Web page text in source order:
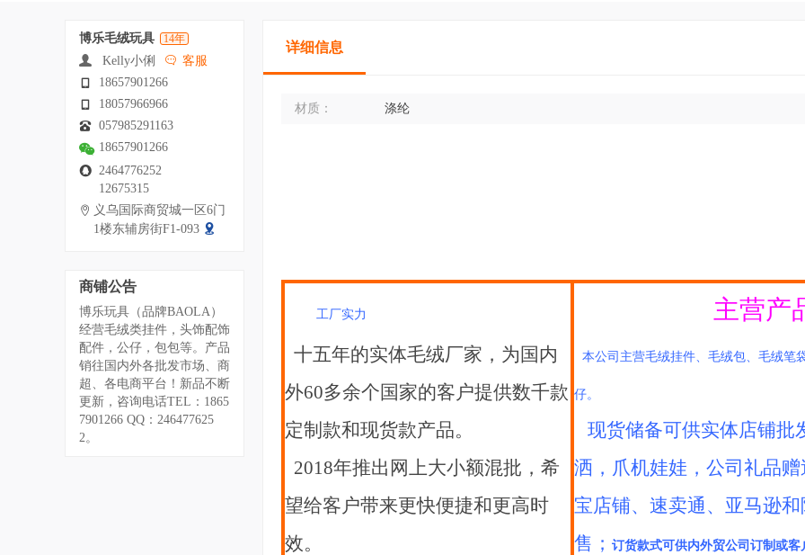
博乐毛绒玩具 14年
Kelly小俐
客服
18657901266
18057966966
057985291163
18657901266
2464776252
12675315
义乌国际商贸城一区6门
1楼东辅房街F1-093
商铺公告
博乐玩具（品牌BAOLA）
经营毛绒类挂件，头饰配饰
配件，公仔，包包等。产品
销往国内外各批发市场、商
超、各电商平台！新品不断
更新，咨询电话TEL：1865
7901266 QQ：246477625
2。
详细信息
材质： 涤纶
工厂实力
十五年的实体毛绒厂家，为国内
外60多余个国家的客户提供数千款
定制款和现货款产品。
2018年推出网上大小额混批，希
望给客户带来更快便捷和更高时
效。
主营产
本公司主营毛绒挂件、毛绒包、毛绒笔
仔。
现货储备可供实体店铺批
洒，爪机娃娃，公司礼品
宝店铺、速卖通、亚马逊
售； 订货款式可供内外贸公司订制或客